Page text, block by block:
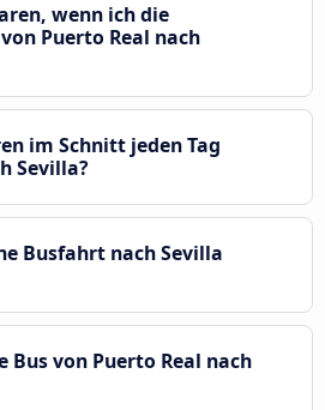
wenn ich die
Puerto Real nach
im Schnitt jeden Tag
Sevilla?
Busfahrt nach Sevilla
Bus von Puerto Real nach